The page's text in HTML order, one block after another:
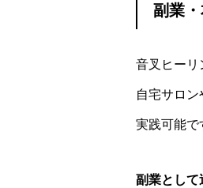
副業
音叉ヒーリ
自宅サロ
実践可能で
副業として